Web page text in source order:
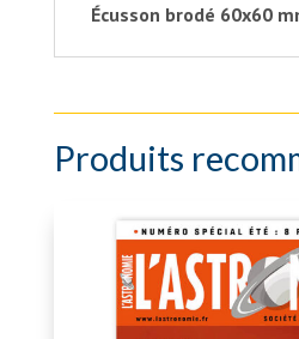
Écusson brodé 60x60
Produits